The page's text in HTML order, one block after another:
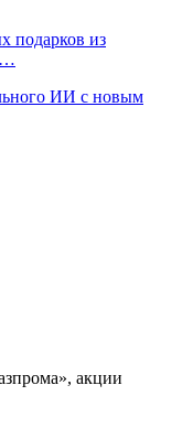
подарков из
ИИ с новым
акции